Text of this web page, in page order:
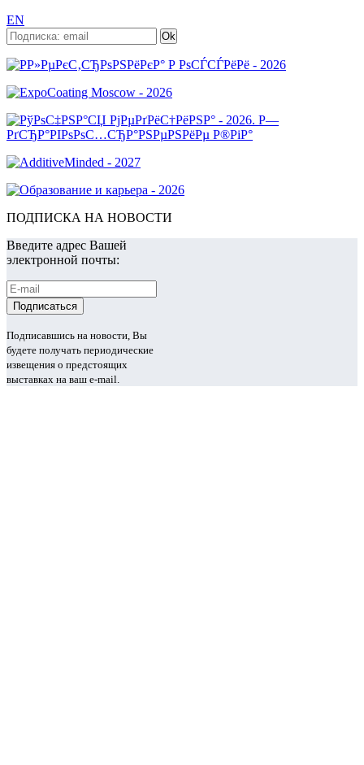
EN
ПОДПИСКА НА НОВОСТИ
Введите адрес Вашей
электронной почты:
Подписавшись на новости, Вы
будете получать периодические
извещения о предстоящих
выставках на ваш e-mail.